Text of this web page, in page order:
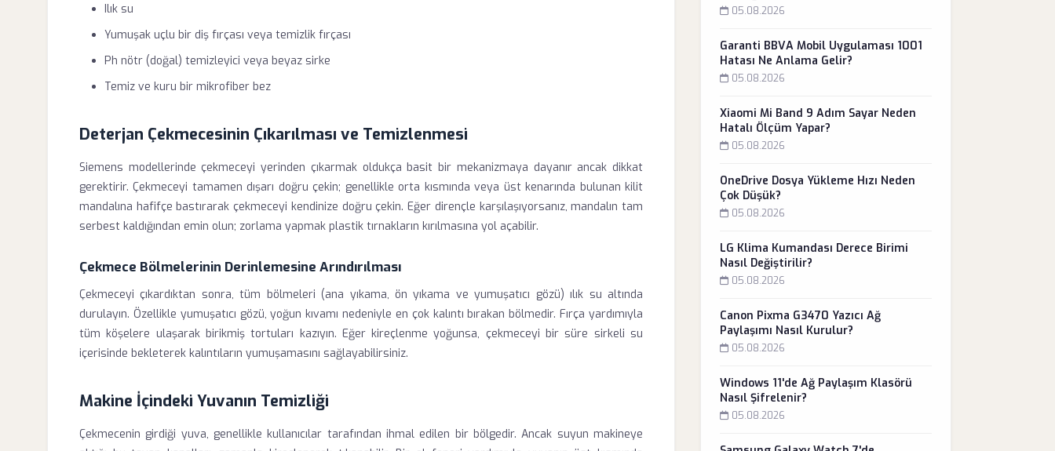
Ilık su
Yumuşak uçlu bir diş fırçası veya temizlik fırçası
Ph nötr (doğal) temizleyici veya beyaz sirke
Temiz ve kuru bir mikrofiber bez
Deterjan Çekmecesinin Çıkarılması ve Temizlenmesi
Siemens modellerinde çekmeceyi yerinden çıkarmak oldukça basit bir mekanizmaya dayanır ancak dikkat
gerektirir. Çekmeceyi tamamen dışarı doğru çekin; genellikle orta kısmında veya üst kenarında bulunan kilit
mandalına hafifçe bastırarak çekmeceyi kendinize doğru çekin. Eğer dirençle karşılaşıyorsanız, mandalın tam
serbest kaldığından emin olun; zorlama yapmak plastik tırnakların kırılmasına yol açabilir.
Çekmece Bölmelerinin Derinlemesine Arındırılması
Çekmeceyi çıkardıktan sonra, tüm bölmeleri (ana yıkama, ön yıkama ve yumuşatıcı gözü) ılık su altında
durulayın. Özellikle yumuşatıcı gözü, yoğun kıvamı nedeniyle en çok kalıntı bırakan bölmedir. Fırça yardımıyla
tüm köşelere ulaşarak birikmiş tortuları kazıyın. Eğer kireçlenme yoğunsa, çekmeceyi bir süre sirkeli su
içerisinde bekleterek kalıntıların yumuşamasını sağlayabilirsiniz.
Makine İçindeki Yuvanın Temizliği
Çekmecenin girdiği yuva, genellikle kullanıcılar tarafından ihmal edilen bir bölgedir. Ancak suyun makineye
05.08.2026
Garanti BBVA Mobil Uygulaması 1001
Hatası Ne Anlama Gelir?
05.08.2026
Xiaomi Mi Band 9 Adım Sayar Neden
Hatalı Ölçüm Yapar?
05.08.2026
OneDrive Dosya Yükleme Hızı Neden
Çok Düşük?
05.08.2026
LG Klima Kumandası Derece Birimi
Nasıl Değiştirilir?
05.08.2026
Canon Pixma G3470 Yazıcı Ağ
Paylaşımı Nasıl Kurulur?
05.08.2026
Windows 11'de Ağ Paylaşım Klasörü
Nasıl Şifrelenir?
05.08.2026